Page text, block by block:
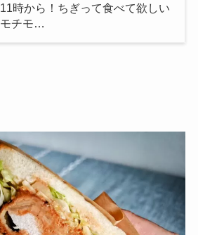
11時から！ちぎって食べて欲しい
モチモ…